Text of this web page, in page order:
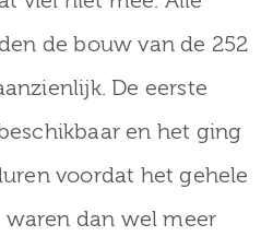
de bouw van de 252
De eerste
en het ging
voordat het gehele
dan wel meer